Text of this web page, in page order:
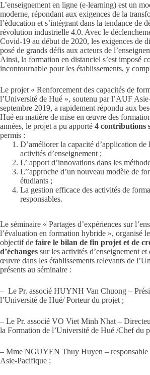
L’enseignement en ligne (e-learning) est un
moderne, répondant aux exigences de la
l’éducation et s’intégrant dans la tendance de
révolution industrielle 4.0. Avec le
Covid-19 au début de 2020, les exigences de
posé de grands défis aux acteurs de
Ainsi, la formation en distanciel s’est imposé
incontournable pour les établissements, y
Le projet « Renforcement des capacités de
l’Université de Hué », soutenu par l’AUF
septembre 2019, a rapidement répondu aux
Hué en matière de mise en œuvre des
années, le projet a pu apporté 4 contributions
permis :
D’améliorer la capacité d’application de
activités d’enseignement ;
L’ apport d’innovations dans les
L’’approche d’un nouveau modèle de
étudiants ;
La gestion efficace des activités de
responsables.
Le séminaire « Partages d’expériences sur
l’évaluation en formation hybride », organisé
objectif de faire le bilan de fin projet et de
d’échanges sur les activités d’enseignement et
œuvre dans les établissements relevants de
présents au séminaire :
– Le Pr. associé HUYNH Van Chuong –
l’Université de Hué/ Porteur du projet ;
– Le Pr. associé VO Viet Minh Nhat –
la Formation de l’Université de Hué /Chef du
– Mme NGUYEN Thuy Huyen – responsable
Asie-Pacifique ;